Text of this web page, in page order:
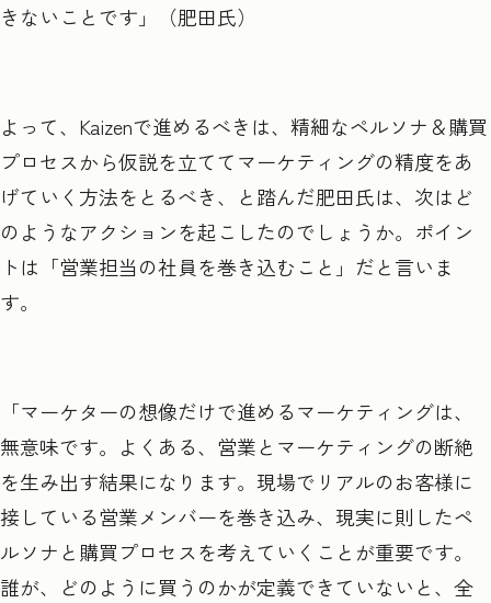
きないことです」（肥田氏）
よって、Kaizenで進めるべきは、精細なペルソナ＆購買
プロセスから仮説を立ててマーケティングの精度をあ
げていく方法をとるべき、と踏んだ肥田氏は、次はど
のようなアクションを起こしたのでしょうか。ポイン
トは「営業担当の社員を巻き込むこと」だと言いま
す。
「マーケターの想像だけで進めるマーケティングは、
無意味です。よくある、営業とマーケティングの断絶
を生み出す結果になります。現場でリアルのお客様に
接している営業メンバーを巻き込み、現実に則したペ
ルソナと購買プロセスを考えていくことが重要です。
誰が、どのように買うのかが定義できていないと、全